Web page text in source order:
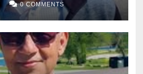
0 COMMENTS